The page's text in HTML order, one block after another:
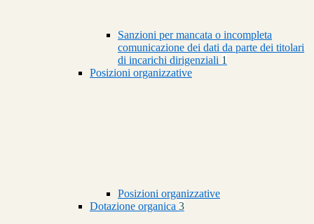
Sanzioni per mancata o incompleta
comunicazione dei dati da parte dei titolari
di incarichi dirigenziali 1
Posizioni organizzative
Posizioni organizzative
Dotazione organica 3